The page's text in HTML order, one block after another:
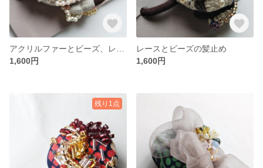
1,600円
レースとビーズの髪止め
1,600円
残り1点